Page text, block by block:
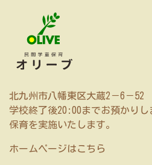
北九州市八幡東区大蔵2－6－52
学校終了後20:00までお預かり
保育を実施いたします。
ホームページはこちら